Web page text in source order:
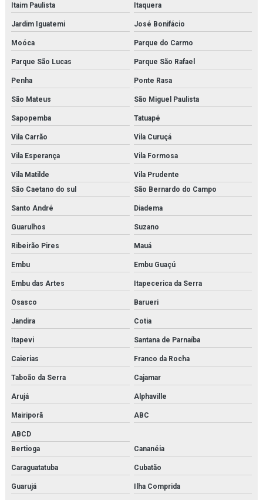
Modelo anatômico da pele
Modelo anatômico do cérebro
Modelo anatômico do corpo humano
Modelo anatômico do esqueleto (1700mm)
Modelo anatômico do sistema digestório
Modelo anatômico médico em são paulo
Modelo anatômico médico em sp
Modelo anatômico médico orçamento
Modelo anatômico médico para faculdades
Modelo anatômico molecular
Modelo anatômico para faculdades
Modelo anatômico para fins didáticos
Modelo molecular
Modelos moleculares comprar
Simulador de medicina
Simulador de parto
Simulador de parto normal
Simulador de parto normal com sistema de manivela
Simulador de pele para sutura
Simulador de próstata
Itaim Paulista Itaquera
Jardim Iguatemi José Bonifácio
Moóca Parque do Carmo
Parque São Lucas Parque São Rafael
Penha Ponte Rasa
São Mateus São Miguel Paulista
Sapopemba Tatuapé
Vila Carrão Vila Curuçá
Vila Esperança Vila Formosa
Vila Matilde
Vila Prudente
São Caetano do sul
São Bernardo do Campo
Santo André Diadema
Guarulhos Suzano
Ribeirão Pires Mauá
Embu Embu Guaçú
Embu das Artes Itapecerica da Serra
Osasco Barueri
Jandira Cotia
Itapevi Santana de Parnaíba
Caierias Franco da Rocha
Taboão da Serra Cajamar
Arujá Alphaville
Mairiporã ABC
ABCD
Bertioga
Cananéia
Caraguatatuba Cubatão
Guarujá Ilha Comprida